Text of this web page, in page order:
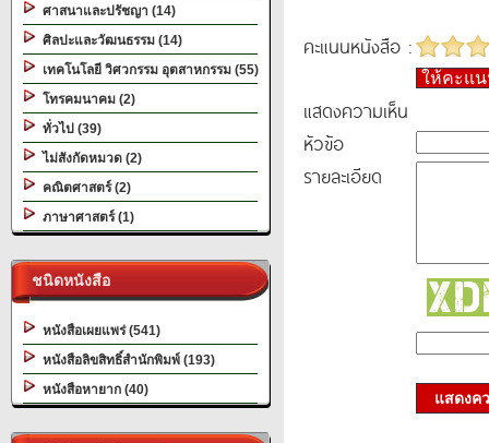
ศาสนาและปรัชญา (14)
ศิลปะและวัฒนธรรม (14)
เทคโนโลยี วิศวกรรม อุตสาหกรรม (55)
โทรคมนาคม (2)
ทั่วไป (39)
ไม่สังกัดหมวด (2)
คณิตศาสตร์ (2)
ภาษาศาสตร์ (1)
ชนิดหนังสือ
หนังสือเผยแพร่ (541)
หนังสือลิขสิทธิ์สำนักพิมพ์ (193)
หนังสือหายาก (40)
คะแนนหนังสือ :
ให้คะแ
แสดงความเห็น
หัวข้อ
รายละเอียด
แสดงค